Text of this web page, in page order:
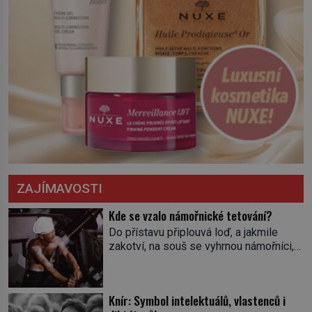
ZAJÍMAVOSTI
Kde se vzalo námořnické tetování?
Do přístavu připlouvá loď, a jakmile
zakotví, na souš se vyhrnou námořníci,
potetované paže. Námořnická kérka je
Knír: Symbol intelektuálů, vlastenců i